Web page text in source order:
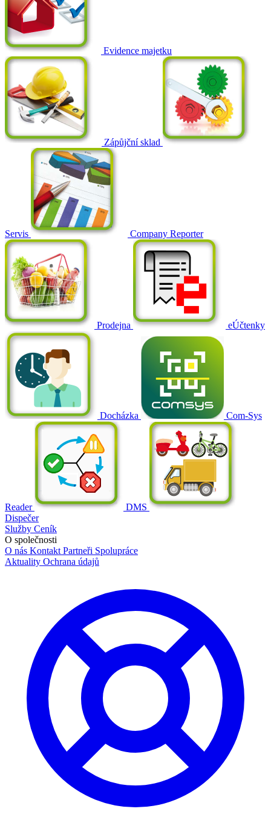
Evidence majetku
Zápůjční sklad
Servis Company Reporter
Prodejna eÚčtenky
Docházka Com-Sys
Reader
DMS
Dispečer
Služby Ceník
O společnosti
O nás Kontakt Partneři Spolupráce
Aktuality Ochrana údajů